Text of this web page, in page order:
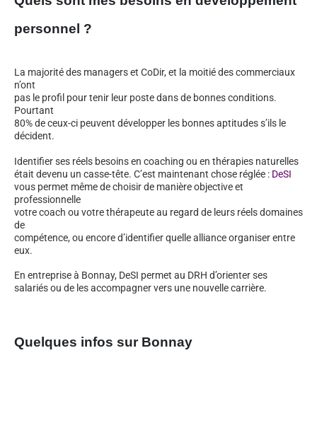
personnel ?
La majorité des managers et CoDir, et la moitié des commerciaux
n’ont
pas le profil pour tenir leur poste dans de bonnes conditions.
Pourtant
80% de ceux-ci peuvent développer les bonnes aptitudes s’ils le
décident.
Identifier ses réels besoins en coaching ou en thérapies naturelles
était devenu un casse-tête. C’est maintenant chose réglée : DeSI
vous permet même de choisir de manière objective et
professionnelle
votre coach ou votre thérapeute au regard de leurs réels domaines
de
compétence, ou encore d’identifier quelle alliance organiser entre
eux.
En entreprise à Bonnay, DeSI permet au DRH d’orienter ses
salariés ou de les accompagner vers une nouvelle carrière.
Quelques infos sur Bonnay